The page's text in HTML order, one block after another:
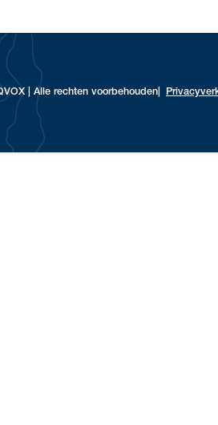
| Alle rechten voorbehouden